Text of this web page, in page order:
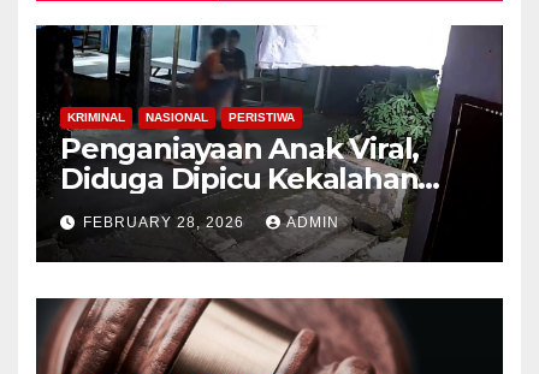
KRIMINAL NASIONAL PERISTIWA
Penganiayaan Anak Viral,
Diduga Dipicu Kekalahan
Lomba Lari
FEBRUARY 28, 2026 ADMIN